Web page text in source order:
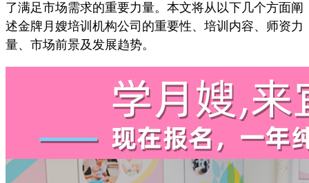
了满足市场需求的重要力量。本文将从以下几个方面阐
述金牌月嫂培训机构公司的重要性、培训内容、师资力
量、市场前景及发展趋势。